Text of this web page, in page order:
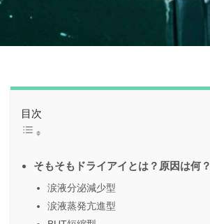
目次
そもそもドライアイとは？原因は何？
涙液分泌減少型
涙液蒸発亢進型